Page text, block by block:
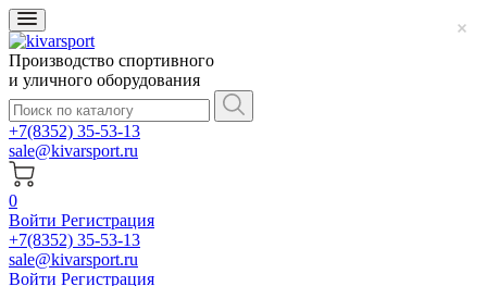
Производство спортивного
и уличного оборудования
+7(8352) 35-53-13
sale@kivarsport.ru
0
Войти Регистрация
+7(8352) 35-53-13
sale@kivarsport.ru
Войти Регистрация